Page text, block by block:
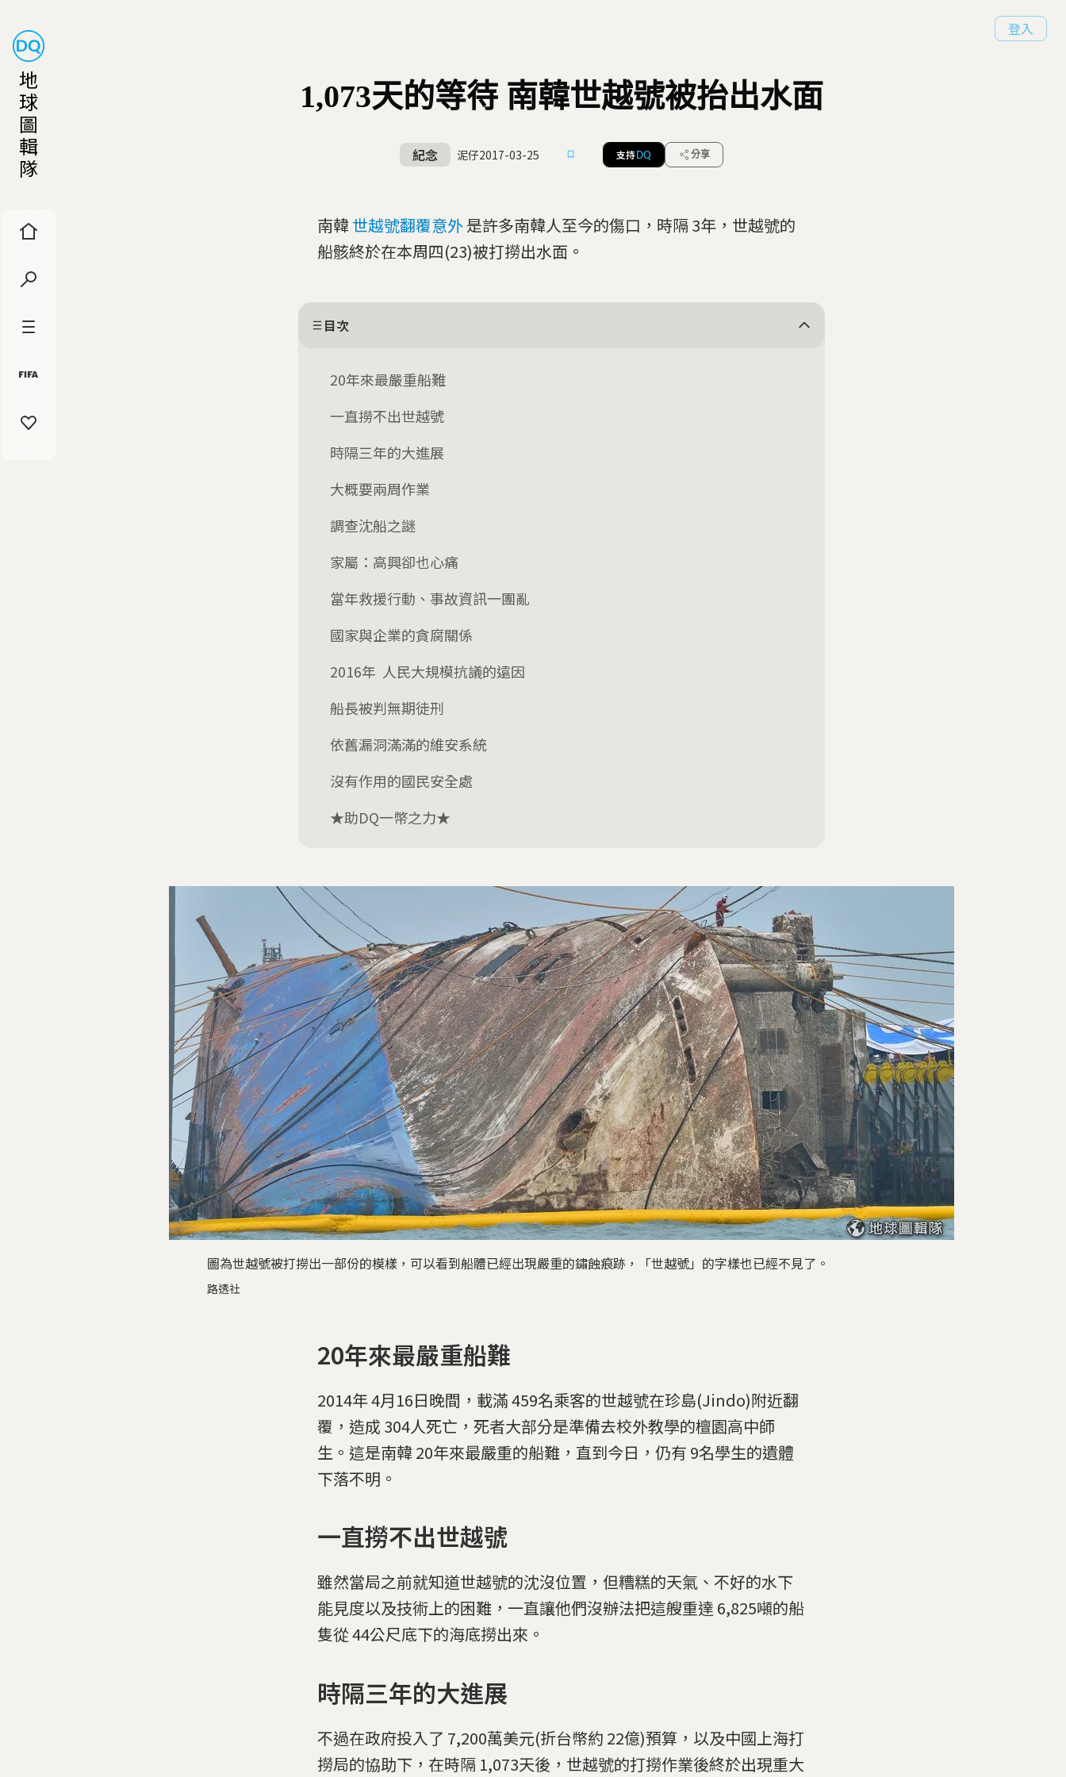
地
球
圖
輯
隊
登入
1,073天的等待 南韓世越號被抬出水面
紀念 泥仔2017-03-25 支持 DQ 分享
南韓世越號翻覆意外是許多南韓人至今的傷口，時隔 3年，世越號的
船骸終於在本周四(23)被打撈出水面。
目次
20年來最嚴重船難
一直撈不出世越號
時隔三年的大進展
大概要兩周作業
調查沈船之謎
家屬：高興卻也心痛
當年救援行動、事故資訊一團亂
國家與企業的貪腐關係
2016年 人民大規模抗議的遠因
船長被判無期徒刑
依舊漏洞滿滿的維安系統
沒有作用的國民安全處
★助DQ一幣之力★
圖為世越號被打撈出一部份的模樣，可以看到船體已經出現嚴重的鏽蝕痕跡，「世越號」的字樣也已經不見了。
路透社
20年來最嚴重船難
2014年 4月16日晚間，載滿 459名乘客的世越號在珍島(Jindo)附近翻
覆，造成 304人死亡，死者大部分是準備去校外教學的檀園高中師
生。這是南韓 20年來最嚴重的船難，直到今日，仍有 9名學生的遺體
下落不明。
一直撈不出世越號
雖然當局之前就知道世越號的沈沒位置，但糟糕的天氣、不好的水下
能見度以及技術上的困難，一直讓他們沒辦法把這艘重達 6,825噸的船
隻從 44公尺底下的海底撈出來。
時隔三年的大進展
不過在政府投入了 7,200萬美元(折台幣約 22億)預算，以及中國上海打
撈局的協助下，在時隔 1,073天後，世越號的打撈作業後終於出現重大